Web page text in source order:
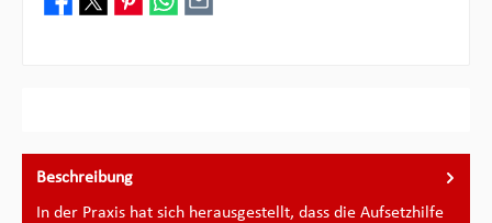
Beschreibung
In der Praxis hat sich herausgestellt, dass die Aufsetzhilfe